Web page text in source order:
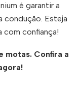
é garantir a
condução. Esteja
com confiança!
motas. Confira a